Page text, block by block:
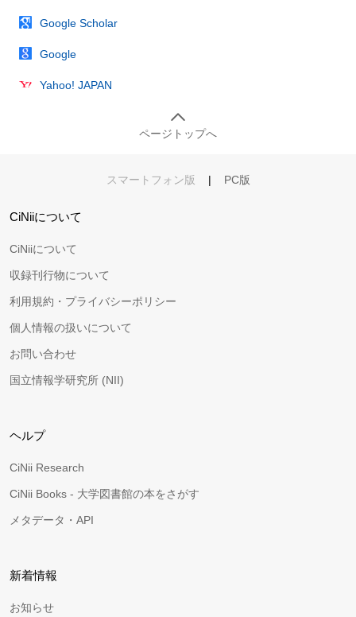
Google Scholar
Google
Yahoo! JAPAN
ページトップへ
スマートフォン版 | PC版
CiNiiについて
CiNiiについて
収録刊行物について
利用規約・プライバシーポリシー
個人情報の扱いについて
お問い合わせ
国立情報学研究所 (NII)
ヘルプ
CiNii Research
CiNii Books - 大学図書館の本をさがす
メタデータ・API
新着情報
お知らせ